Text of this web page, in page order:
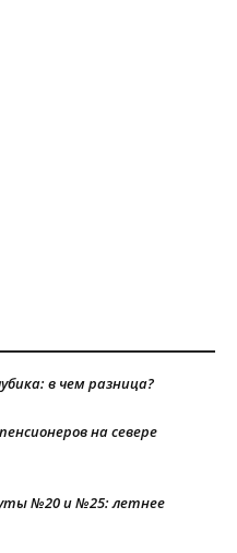
в чем разница?
на севере
№20 и №25: летнее